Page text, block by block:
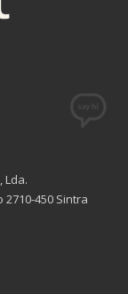
Lda.
2710-450 Sintra